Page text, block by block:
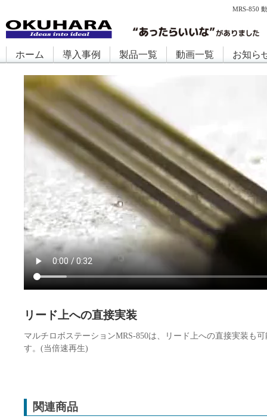
MRS-850
ホーム 導入事例 製品一覧 動画一覧 お知ら
リード上への直接実装
マルチロボステーションMRS-850は、リード上への直接実装も
す。(当倍速再生)
関連商品